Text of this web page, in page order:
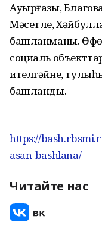
Ауырғазы,
Мәсетле,
башланманы.
социаль
ителгәйне,
башланды.
https://
asan-bashlana/
Читайте нас